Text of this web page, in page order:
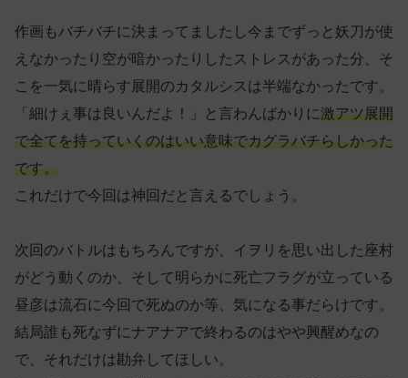
作画もバチバチに決まってましたし今までずっと妖刀が使
えなかったり空が暗かったりしたストレスがあった分、そ
こを一気に晴らす展開のカタルシスは半端なかったです。
「細けぇ事は良いんだよ！」と言わんばかりに激アツ展開
で全てを持っていくのはいい意味でカグラバチらしかった
です。
これだけで今回は神回だと言えるでしょう。
次回のバトルはもちろんですが、イヲリを思い出した座村
がどう動くのか、そして明らかに死亡フラグが立っている
昼彦は流石に今回で死ぬのか等、気になる事だらけです。
結局誰も死なずにナアナアで終わるのはやや興醒めなの
で、それだけは勘弁してほしい。